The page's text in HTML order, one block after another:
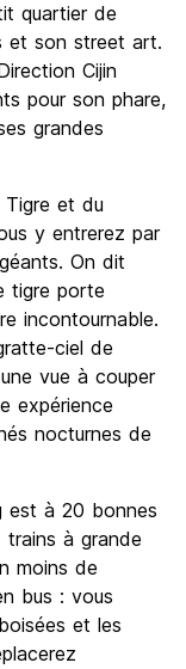
quartier de
et son street art.
Cijin
pour son phare,
grandes
Tigre et du
y entrerez par
On dit
tigre porte
incontournable.
ciel de
vue à couper
expérience
nocturnes de
est à 20 bonnes
à grande
moins de
bus : vous
et les